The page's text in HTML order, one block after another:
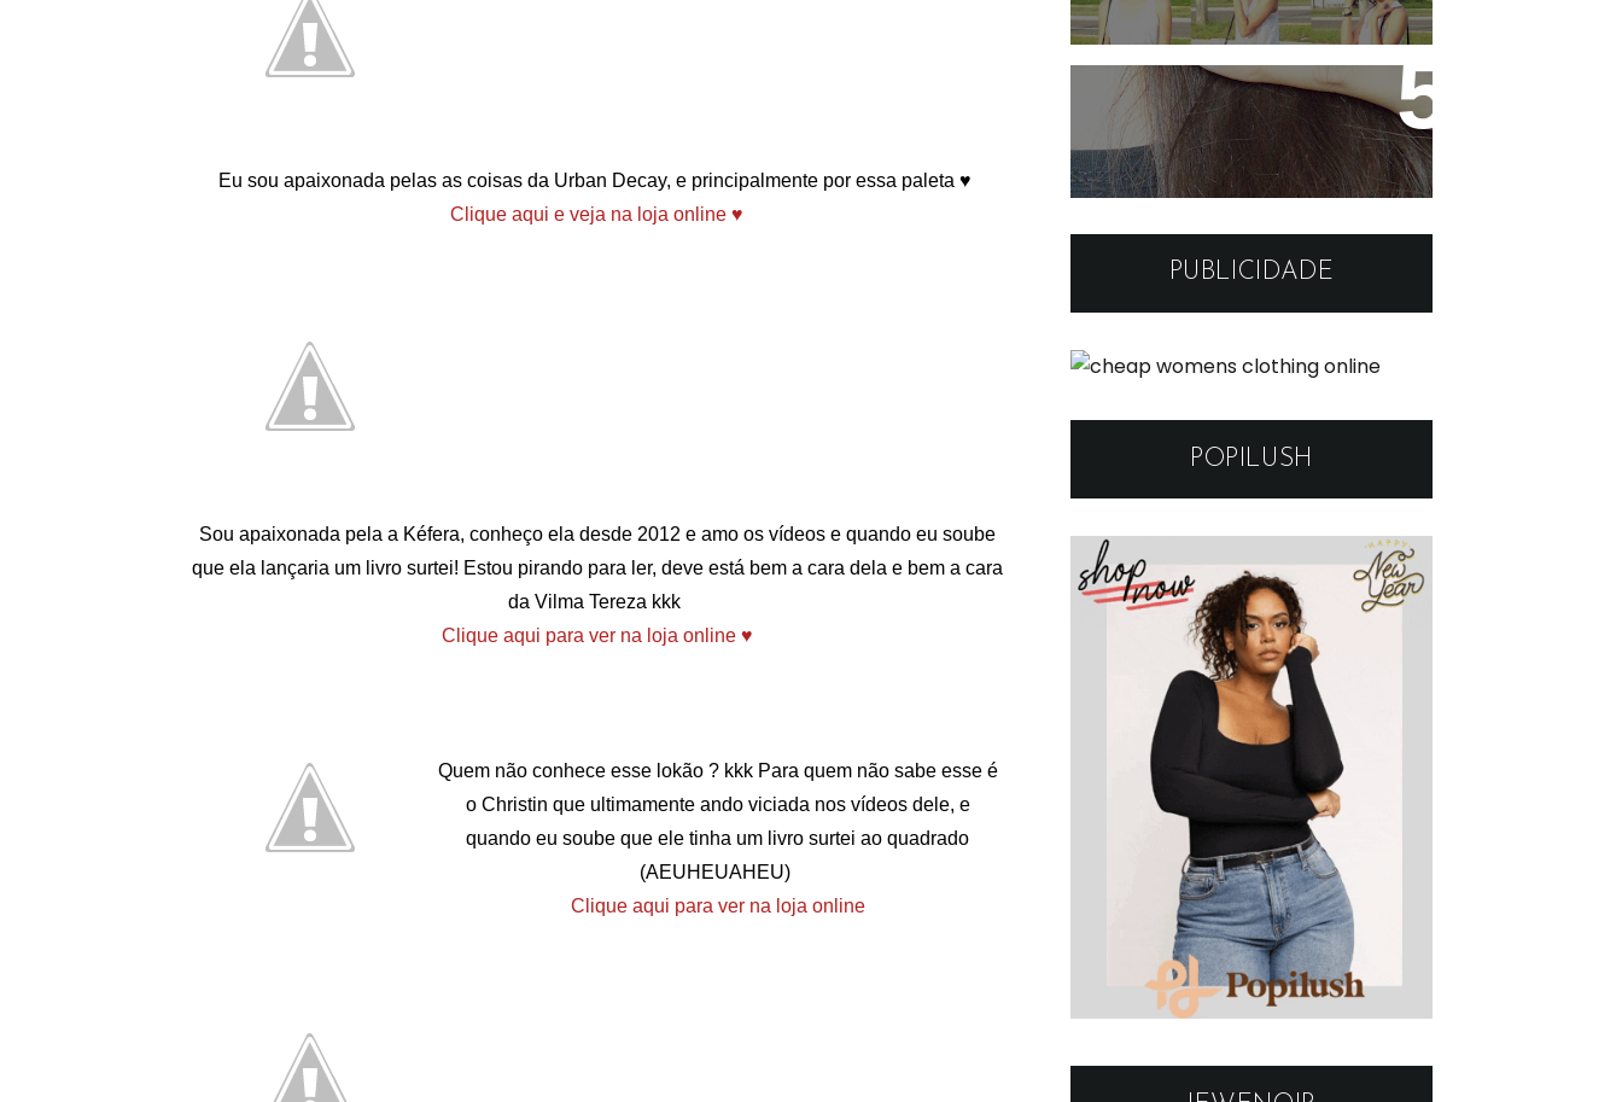
Eu sou apaixonada pelas as coisas da Urban Decay, e principalmente por essa paleta ♥
Clique aqui e veja na loja online ♥
Sou apaixonada pela a Kéfera, conheço ela desde 2012 e amo os vídeos e quando eu soube
que ela lançaria um livro surtei! Estou pirando para ler, deve está bem a cara dela e bem a cara
da Vilma Tereza kkk
Clique aqui para ver na loja online ♥
Quem não conhece esse lokão ? kkk Para quem não sabe esse é
o Christin que ultimamente ando viciada nos vídeos dele, e
quando eu soube que ele tinha um livro surtei ao quadrado
(AEUHEUAHEU)
Clique aqui para ver na loja online
Hidratando o cabelo com
Leite !
PUBLICIDADE
POPILUSH